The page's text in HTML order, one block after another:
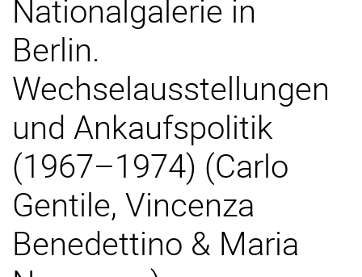
Nationalgalerie in
Berlin.
Wechselausstellungen
und Ankaufspolitik
(1967–1974) (Carlo
Gentile, Vincenza
Benedettino & Maria